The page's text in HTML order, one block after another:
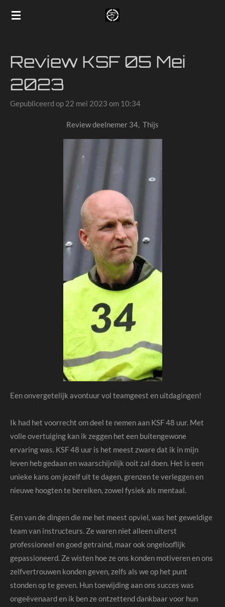
Ga
hoofdinhoud
Review KSF 05 Mei
2023
Gepubliceerd op 22 mei 2023 om 10:34
Review deelnemer 34, Thijs
Een onvergetelijk avontuur vol teamgeest en uitdagingen!
Ik had het voorrecht om deel te nemen aan KSF 48 uur. Met
volle overtuiging kan ik zeggen het een buitengewone
ervaring was. KSF 48 uur is het meest zware dat ik in mijn
leven heb gedaan en waarschijnlijk ooit zal doen. Het is een
unieke kans om jezelf uit te dagen, grenzen te verleggen en
nieuwe hoogten te bereiken, zowel fysiek als mentaal.
Een van de dingen die me het meest opviel, was het geweldige
team van instructeurs. Ze waren niet alleen uiterst
professioneel en goed getraind, maar ook ongelooflijk
gepassioneerd. Ze wisten hoe ze ons konden motiveren en ons
zelfvertrouwen konden geven, zelfs als we op het punt
stonden op te geven. Hun toewijding aan ons succes was
ongeëvenaard en ik ben ze ontzettend dankbaar voor hun